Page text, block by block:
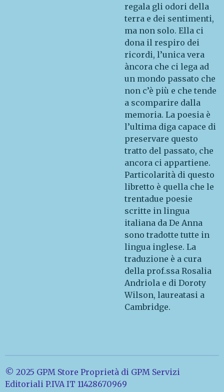
regala gli odori della
terra e dei sentimenti,
ma non solo. Ella ci
dona il respiro dei
ricordi, l’unica vera
àncora che ci lega ad
un mondo passato che
non c’è più e che tende
a scomparire dalla
memoria. La poesia è
l’ultima diga capace di
preservare questo
tratto del passato, che
ancora ci appartiene.
Particolarità di questo
libretto è quella che le
trentadue poesie
scritte in lingua
italiana da De Anna
sono tradotte tutte in
lingua inglese. La
traduzione è a cura
della prof.ssa Rosalia
Andriola e di Doroty
Wilson, laureatasi a
Cambridge.
© 2025 GPM Store Proprietà di GPM Servizi
Editoriali P.IVA IT 11428670969